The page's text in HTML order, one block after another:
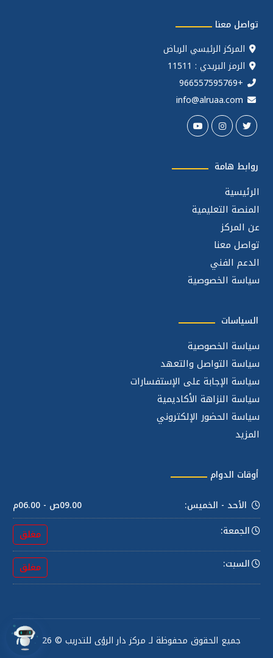
تواصل معنا
المركز الرئيسي الرياض
الرمز البريدي : 11511
+966557595769
info@alruaa.com
روابط هامة
الرئيسية
المنصة التعليمية
عن المركز
تواصل معنا
الدعم الفني
سياسة الخصوصية
السياسات
سياسة الخصوصية
سياسة التواصل والتعهد
سياسة الإجابة على الإستفسارات
سياسة النزاهة الأكاديمية
سياسة الحضور الإلكتروني
المزيد
أوقات الدوام
الأحد - الخميس:
09.00ص - 06.00م
الجمعة:
مغلق
السبت:
مغلق
جميع الحقوق محفوظة لـ مركز دار الرؤى للتدريب © 2026